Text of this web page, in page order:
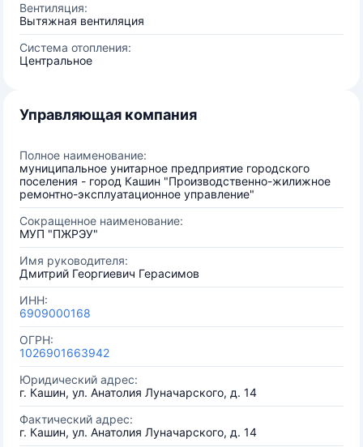
Вентиляция:
Вытяжная вентиляция
Система отопления:
Центральное
Управляющая компания
Полное наименование:
муниципальное унитарное предприятие городского
поселения - город Кашин "Производственно-жилижное
ремонтно-эксплуатационное управление"
Сокращенное наименование:
МУП "ПЖРЭУ"
Имя руководителя:
Дмитрий Георгиевич Герасимов
ИНН:
6909000168
ОГРН:
1026901663942
Юридический адрес:
г. Кашин, ул. Анатолия Луначарского, д. 14
Фактический адрес:
г. Кашин, ул. Анатолия Луначарского, д. 14